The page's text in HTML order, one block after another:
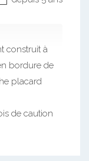
construit à
bordure de
placard
de caution